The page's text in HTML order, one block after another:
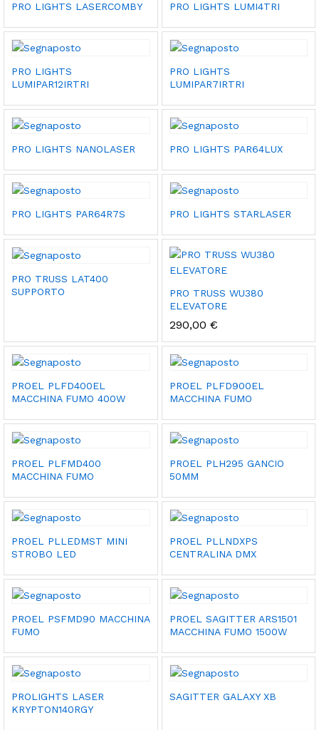
PRO LIGHTS LASERCOMBY PRO LIGHTS LUMI4TRI
PRO LIGHTS
LUMIPAR12IRTRI
PRO LIGHTS
LUMIPAR7IRTRI
PRO LIGHTS NANOLASER PRO LIGHTS PAR64LUX
PRO LIGHTS PAR64R7S PRO LIGHTS STARLASER
PRO TRUSS LAT400
SUPPORTO
PRO TRUSS WU380
ELEVATORE
290,00 €
PROEL PLFD400EL
MACCHINA FUMO 400W
PROEL PLFD900EL
MACCHINA FUMO
PROEL PLFMD400
MACCHINA FUMO
PROEL PLH295 GANCIO
50MM
PROEL PLLEDMST MINI
STROBO LED
PROEL PLLNDXPS
CENTRALINA DMX
PROEL PSFMD90 MACCHINA
FUMO
PROEL SAGITTER ARS1501
MACCHINA FUMO 1500W
PROLIGHTS LASER
KRYPTON140RGY
SAGITTER GALAXY XB